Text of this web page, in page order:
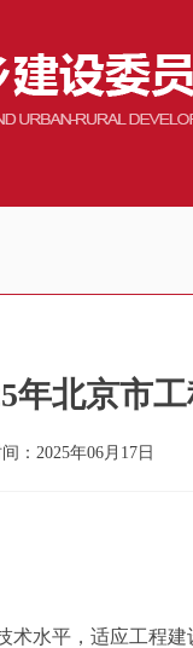
年北京市
：2025年06月17日
水平，适应工程建